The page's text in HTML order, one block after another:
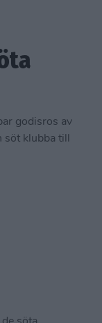
godisros av
klubba till